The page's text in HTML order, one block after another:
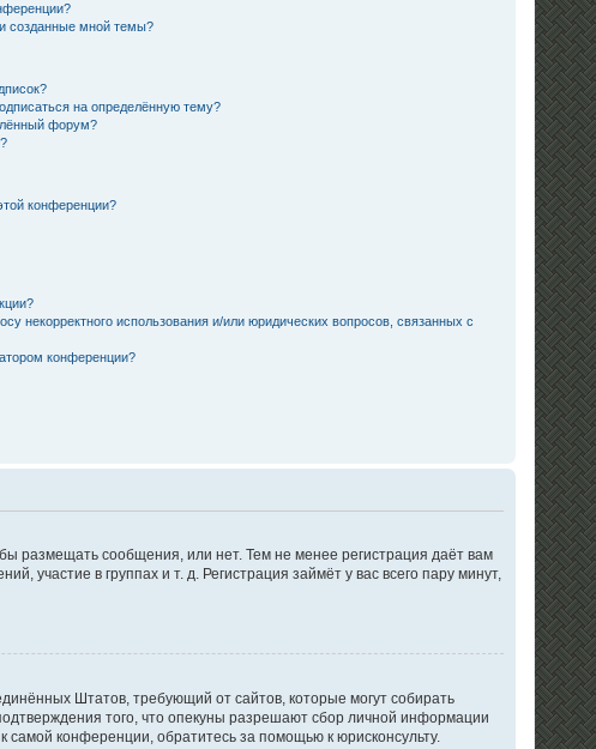
созданные мной темы?
на определённую тему?
форум?
конференции?
некорректного использования и/или юридических вопросов, связанных с
конференции?
размещать сообщения, или нет. Тем не менее регистрация даёт вам
в группах и т. д. Регистрация займёт у вас всего пару минут,
Штатов, требующий от сайтов, которые могут собирать
того, что опекуны разрешают сбор личной информации
конференции, обратитесь за помощью к юрисконсульту.